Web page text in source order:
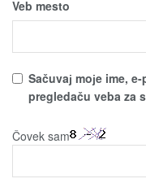
Veb mesto
Sačuvaј moјe ime,
pregledaču veba za
Čovek sam